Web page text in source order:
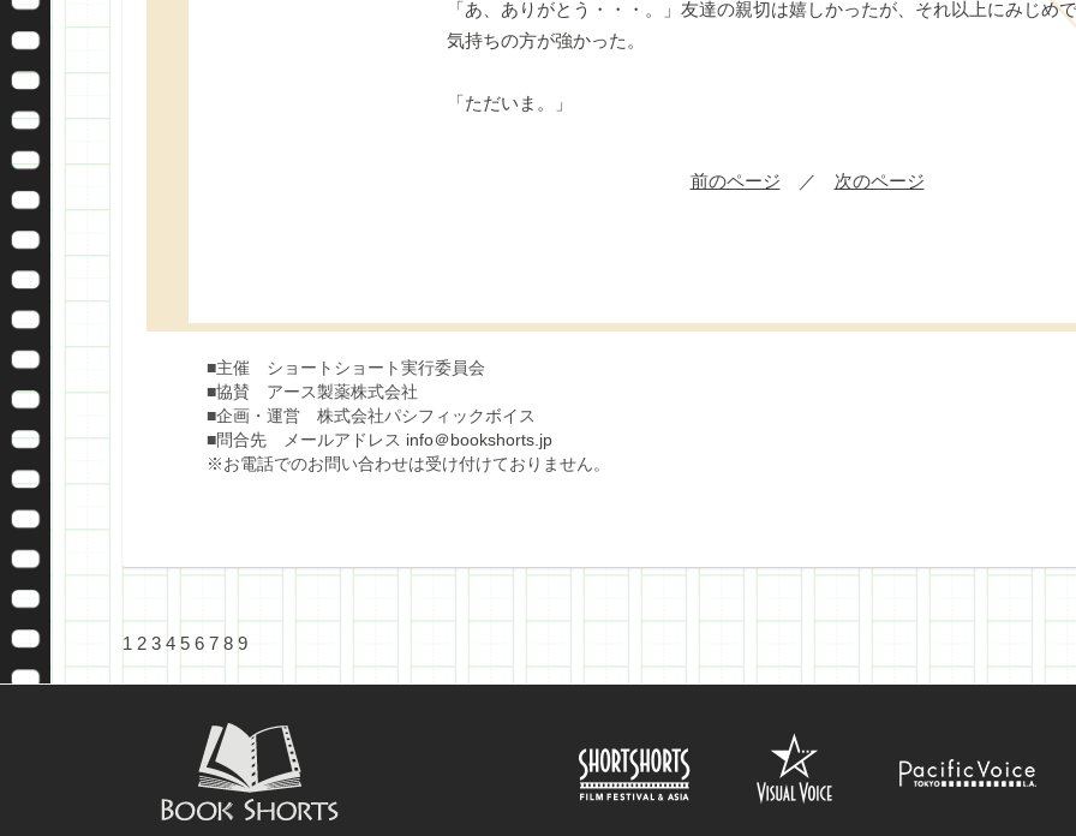
「あ、ありがとう・・・。」友達の親切は嬉しかったが、それ以上にみじめ
気持ちの方が強かった。
「ただいま。」
前のページ ／ 次のページ
■主催 ショートショート実行委員会
■協賛 アース製薬株式会社
■企画・運営 株式会社パシフィックボイス
■問合先 メールアドレス info＠bookshorts.jp
※お電話でのお問い合わせは受け付けておりません。
1 2 3 4 5 6 7 8 9